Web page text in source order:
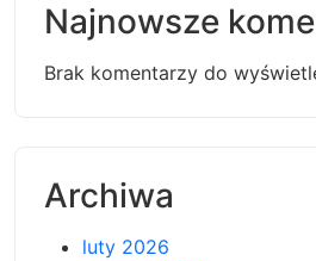
Najnowsze
Brak komentarzy do
Archiwa
luty 2026